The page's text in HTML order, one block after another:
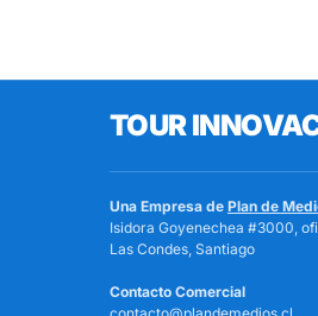
TOUR
Una Empresa de Plan de
Isidora Goyenechea #3000,
Las Condes, Santiago
Contacto Comercial